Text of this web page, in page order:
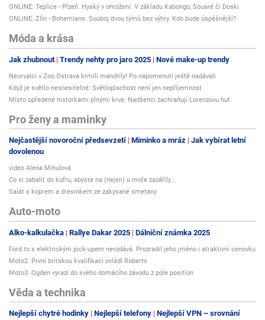
ONLINE: Teplice - Plzeň. Hyský v ohrožení. V základu Kabongo, Souaré či Doski
ONLINE: Zlín - Bohemians. Souboj dvou týmů bez výhry. Kdo bude úspěšnější?
Móda a krása
Jak zhubnout Trendy nehty pro jaro 2025 Nové make-up trendy
Neurvalci v Zoo Ostrava krmili mandrily! Po napomenutí ještě nadávali
Když je světlo nesnesitelné: Světloplachost není jen nepříjemnost
Místo opředené historkami plnými krve: Nadšenci zachraňují Lorenzovu huť
Pro ženy a maminky
Nejčastější novoroční předsevzetí Miminko a mráz Jak vybírat letní
dovolenou
video Alena Mihulová
Co si zabalit do kufru, abyste na (nejen) u moře zazářily...
Salát s koprem a dresinkem ze zakysané smetany
Auto-moto
Alko-kalkulačka Rallye Dakar 2025 Dálniční známka 2025
Ford to s elektrickým pick-upem nevzdává. Prozradil jeho jméno i atraktivní cenovku
Moto2: První britskou kvalifikaci ovládl Roberts
Moto3: Ogden vyrazí do svého domácího závodu z pole position
Věda a technika
Nejlepší chytré hodinky Nejlepší telefony Nejlepší VPN – srovnání